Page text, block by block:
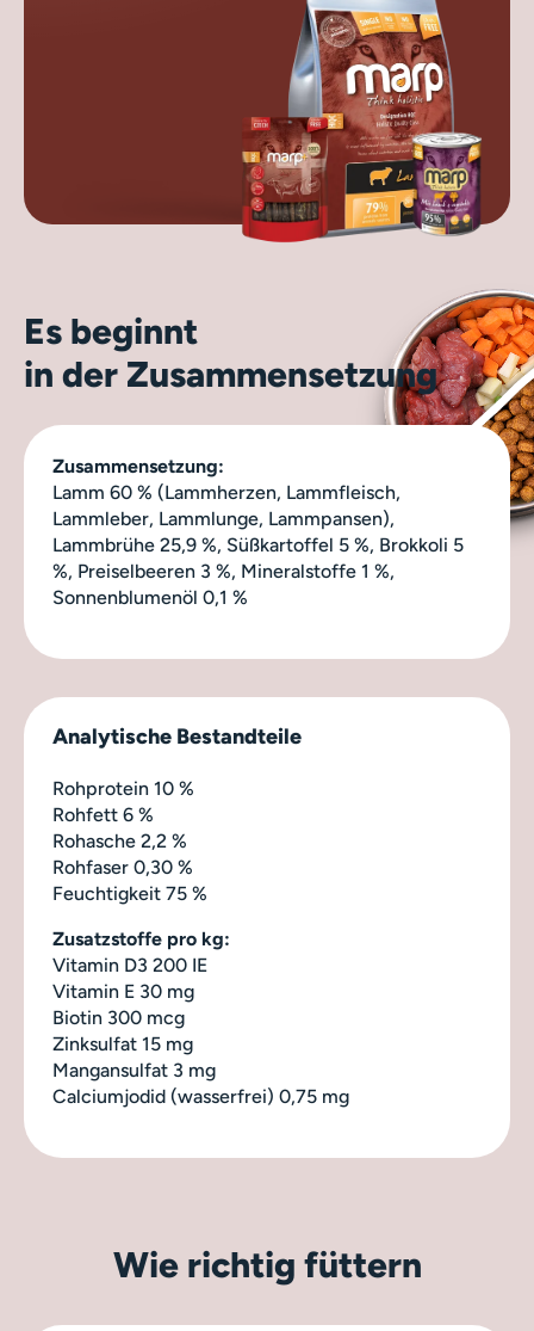
Es beginnt
in der Zusammensetzung
Zusammensetzung:
Lamm 60 % (Lammherzen, Lammfleisch,
Lammleber, Lammlunge, Lammpansen),
Lammbrühe 25,9 %, Süßkartoffel 5 %, Brokkoli 5
%, Preiselbeeren 3 %, Mineralstoffe 1 %,
Sonnenblumenöl 0,1 %
Analytische Bestandteile
Rohprotein 10 %
Rohfett 6 %
Rohasche 2,2 %
Rohfaser 0,30 %
Feuchtigkeit 75 %
Zusatzstoffe pro kg:
Vitamin D3 200 IE
Vitamin E 30 mg
Biotin 300 mcg
Zinksulfat 15 mg
Mangansulfat 3 mg
Calciumjodid (wasserfrei) 0,75 mg
Wie richtig füttern